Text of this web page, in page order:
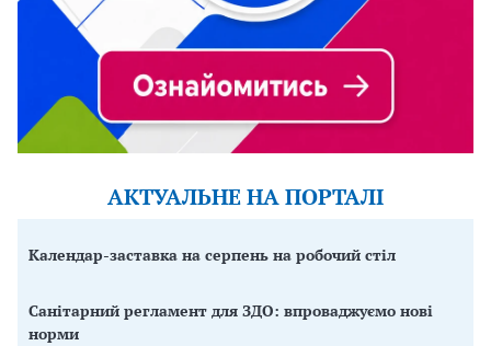
АКТУАЛЬНЕ НА ПОРТАЛІ
Календар-заставка на серпень на робочий стіл
Санітарний регламент для ЗДО: впроваджуємо нові
норми